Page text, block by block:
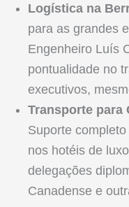
Logística na
para as grandes
Engenheiro Luís
pontualidade no
executivos,
Transporte para
Suporte
nos hotéis de
delegações
Canadense e